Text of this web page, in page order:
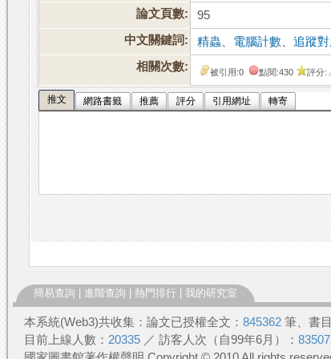
論文頁數:
95
中文關鍵詞:
精蟲 電腦計數 、追蹤
相關次數:
被引用:0 點閱:430 評分:
推文 網路書籤 推薦 評分 引用網址 轉寄
簡易查詢 進階查詢 熱門排行 我的研究室
本系統(Web3)共收集：論文已授權全文： 845362 筆、書
目前上線人數： 20335 ／ 訪客人次（自99年6月）：